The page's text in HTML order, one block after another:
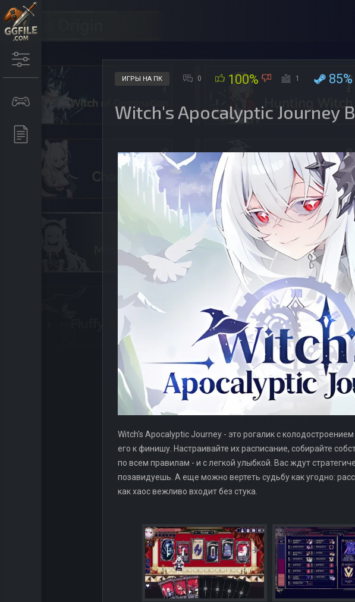
ИГРЫ НА ПК 0 100% 1 85%
Witch's Apocalyptic Journey
Witch's Apocalyptic Journey - это рогалик с
его к финишу. Настраивайте их расписание, собирайте
по всем правилам - и с легкой улыбкой. Вас ждут
позавидуешь. А еще можно вертеть судьбу как угодно:
как хаос вежливо входит без стука.